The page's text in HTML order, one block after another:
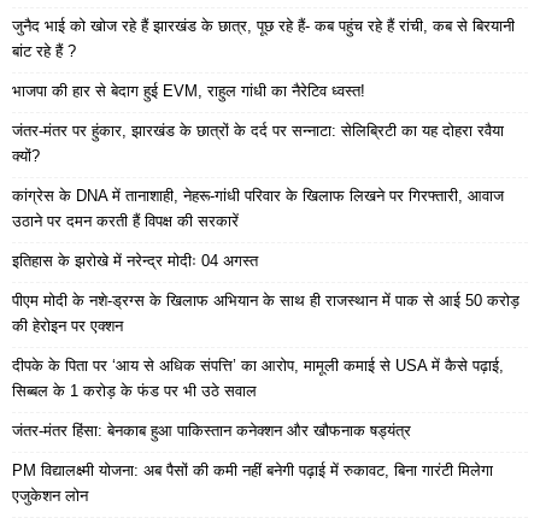
जुनैद भाई को खोज रहे हैं झारखंड के छात्र, पूछ रहे हैं- कब पहुंच रहे हैं रांची, कब से बिरयानी
बांट रहे हैं ?
भाजपा की हार से बेदाग हुई EVM, राहुल गांधी का नैरेटिव ध्वस्त!
जंतर-मंतर पर हुंकार, झारखंड के छात्रों के दर्द पर सन्नाटा: सेलिब्रिटी का यह दोहरा रवैया
क्यों?
कांग्रेस के DNA में तानाशाही, नेहरू-गांधी परिवार के खिलाफ लिखने पर गिरफ्तारी, आवाज
उठाने पर दमन करती हैं विपक्ष की सरकारें
इतिहास के झरोखे में नरेन्द्र मोदीः 04 अगस्त
पीएम मोदी के नशे-ड्रग्स के खिलाफ अभियान के साथ ही राजस्थान में पाक से आई 50 करोड़
की हेरोइन पर एक्शन
दीपके के पिता पर ‘आय से अधिक संपत्ति’ का आरोप, मामूली कमाई से USA में कैसे पढ़ाई,
सिब्बल के 1 करोड़ के फंड पर भी उठे सवाल
जंतर-मंतर हिंसा: बेनकाब हुआ पाकिस्तान कनेक्शन और खौफनाक षड्यंत्र
PM विद्यालक्ष्मी योजना: अब पैसों की कमी नहीं बनेगी पढ़ाई में रुकावट, बिना गारंटी मिलेगा
एजुकेशन लोन